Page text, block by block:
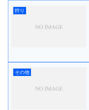
狩り
その他